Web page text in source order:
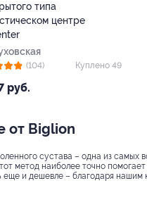
типа
центре
руб.
(104) Куплено 49
от Biglion
сустава – одна из самых
метод наиболее точно
еще и дешевле – благодаря нашим